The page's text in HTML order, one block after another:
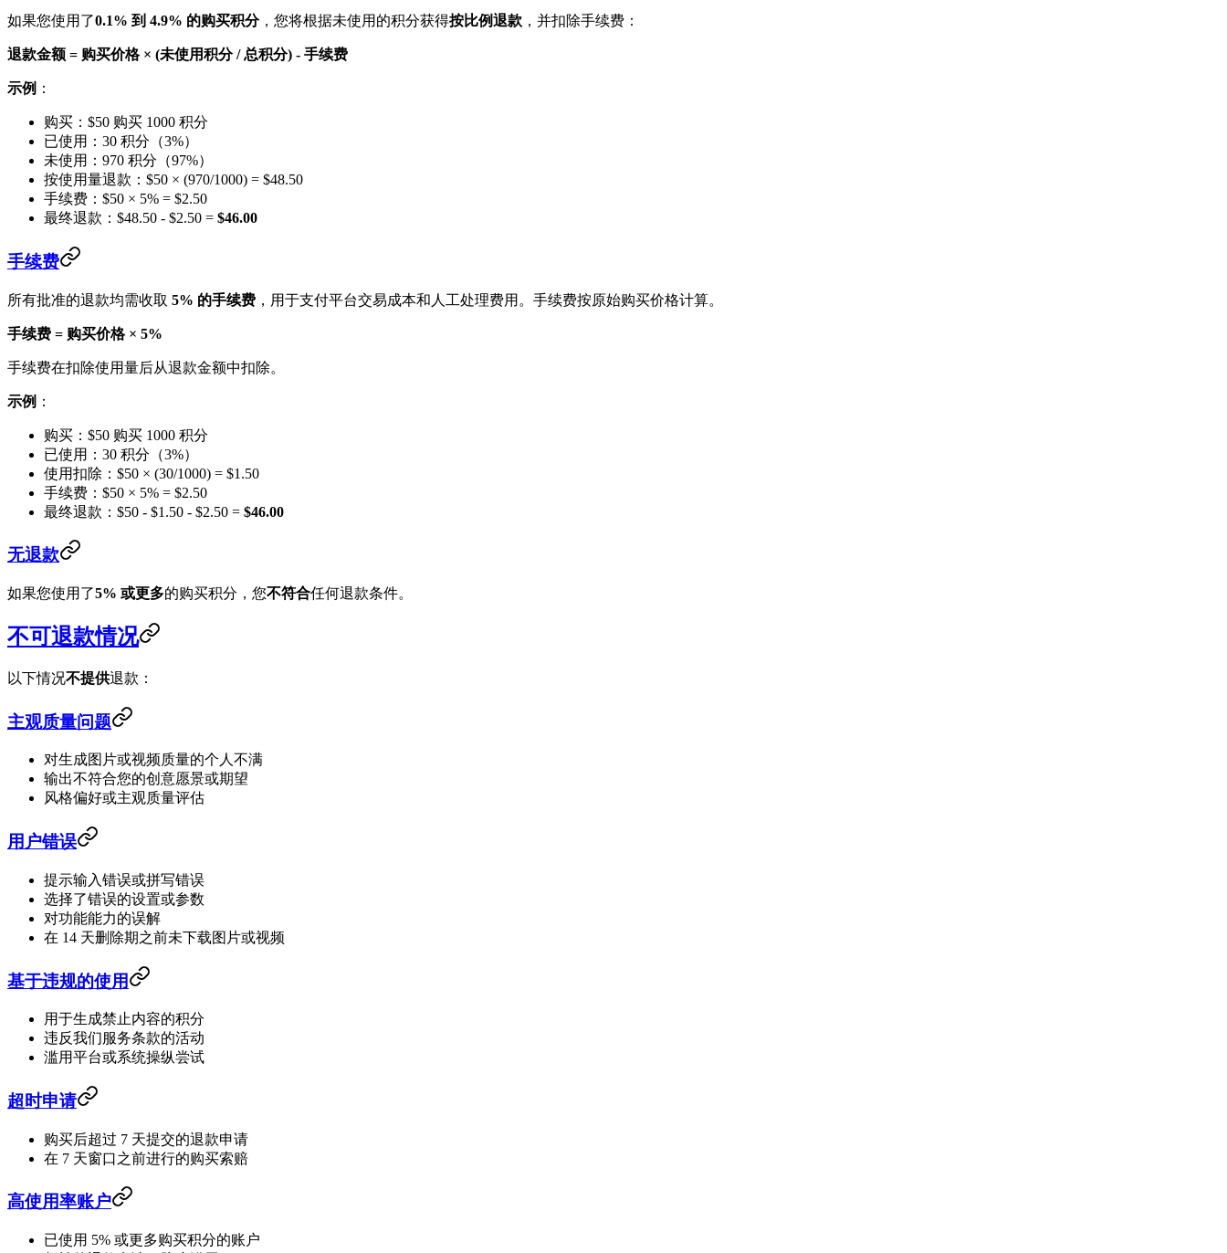
如果您使用了0.1% 到 4.9% 的购买积分，您将根据未使用的积分获得按比例退款 ，并扣除手续费：
退款金额 = 购买价格 × (未使用积分 / 总积分) - 手续费
示例 ：
购买：$50 购买 1000 积分
已使用：30 积分（3%）
未使用：970 积分（97%）
按使用量退款：$50 × (970/1000) = $48.50
手续费：$50 × 5% = $2.50
最终退款：$48.50 - $2.50 = $46.00
手续费
所有批准的退款均需收取 5% 的手续费 ，用于支付平台交易成本和人工处理费用。手续费按原始购买价格计算。
手续费 = 购买价格 × 5%
手续费在扣除使用量后从退款金额中扣除。
示例 ：
购买：$50 购买 1000 积分
已使用：30 积分（3%）
使用扣除：$50 × (30/1000) = $1.50
手续费：$50 × 5% = $2.50
最终退款：$50 - $1.50 - $2.50 = $46.00
无退款
如果您使用了5% 或更多的购买积分，您不符合任何退款条件。
不可退款情况
以下情况不提供退款：
主观质量问题
对生成图片或视频质量的个人不满
输出不符合您的创意愿景或期望
风格偏好或主观质量评估
用户错误
提示输入错误或拼写错误
选择了错误的设置或参数
对功能能力的误解
在 14 天删除期之前未下载图片或视频
基于违规的使用
用于生成禁止内容的积分
违反我们服务条款的活动
滥用平台或系统操纵尝试
超时申请
购买后超过 7 天提交的退款申请
在 7 天窗口之前进行的购买索赔
高使用率账户
已使用 5% 或更多购买积分的账户